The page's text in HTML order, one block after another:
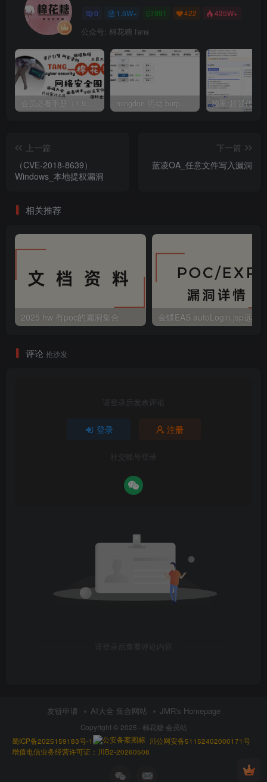
0 1.5W+ 991 422 435W+
公众号: 棉花糖 fans
会员必看手册（1.9.0版本 26.4.5更新） mingdon 明动 burp插件0.2.6版本 本地时间校验去除版
上一篇
（CVE-2018-8639）
Windows_本地提权漏洞
下一篇
蓝凌OA_任意文件写入漏洞
相关推荐
2025 hw 有poc的漏洞集合
评论 抢沙发
请登录后发表评论
登录 注册
社交账号登录
请登录后查看评论内容
友链申请 AI大全 集合网站 JMR's Homepage
Copyright © 2025 · 棉花糖 会员站
蜀ICP备2025159183号-1
川公网安备51152402000171号
增值电信业务经营许可证：川B2-20260508